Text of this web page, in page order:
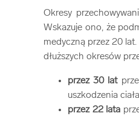
Okresy
Wskazuje ono, że
medyczną przez 20
dłuższych okresów
przez 30 lat
uszkodzenia
przez 22 lata